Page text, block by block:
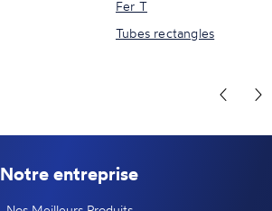
Fer T
Tubes rectangles
Notre entreprise